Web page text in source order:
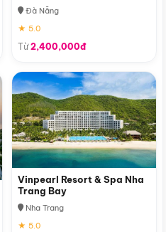
Đà Nẵng
★ 5.0
Từ2,400,000đ
Vinpearl Resort & Spa Nha
Trang Bay
Nha Trang
★ 5.0